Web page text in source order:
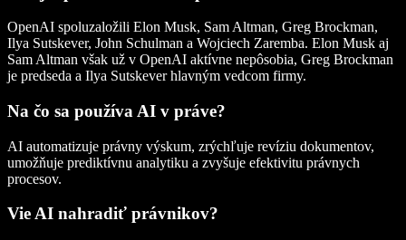
OpenAI spoluzaložili Elon Musk, Sam Altman, Greg Brockman,
Ilya Sutskever, John Schulman a Wojciech Zaremba. Elon Musk aj
Sam Altman však už v OpenAI aktívne nepôsobia, Greg Brockman
je predseda a Ilya Sutskever hlavným vedcom firmy.
Na čo sa používa AI v práve?
AI automatizuje právny výskum, zrýchľuje revíziu dokumentov,
umožňuje prediktívnu analytiku a zvyšuje efektivitu právnych
procesov.
Vie AI nahradiť právnikov?